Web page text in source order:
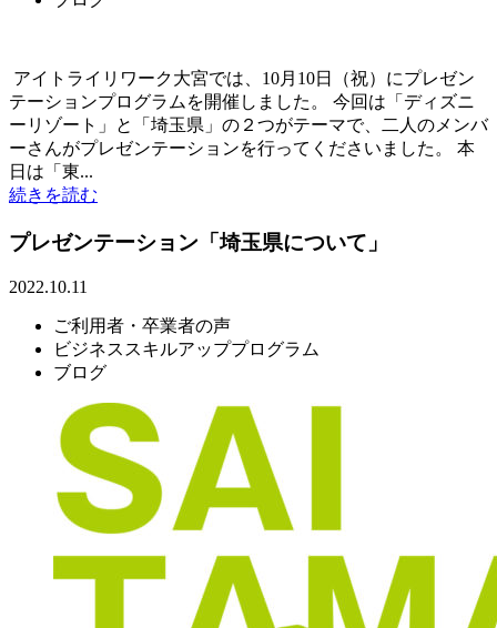
アイトライリワーク大宮では、10月10日（祝）にプレゼン
テーションプログラムを開催しました。 今回は「ディズニ
ーリゾート」と「埼玉県」の２つがテーマで、二人のメンバ
ーさんがプレゼンテーションを行ってくださいました。 本
日は「東...
続きを読む
プレゼンテーション「埼玉県について」
2022.10.11
ご利用者・卒業者の声
ビジネススキルアッププログラム
ブログ